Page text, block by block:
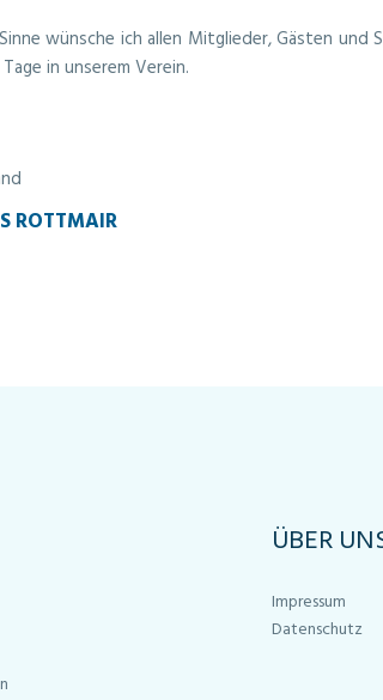
wünsche ich allen Mitglieder, Gästen
in unserem Verein.
ROTTMAIR
ÜBER
Impressum
Datenschutz